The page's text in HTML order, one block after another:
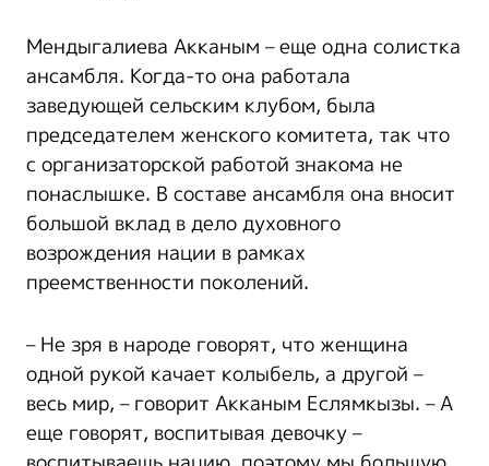
Мендыгалиева Акканым – еще одна солистка
ансамбля. Когда-то она работала
заведующей сельским клубом, была
председателем женского комитета, так что
с организаторской работой знакома не
понаслышке. В составе ансамбля она вносит
большой вклад в дело духовного
возрождения нации в рамках
преемственности поколений.
– Не зря в народе говорят, что женщина
одной рукой качает колыбель, а другой –
весь мир, – говорит Акканым Еслямкызы. – А
еще говорят, воспитывая девочку –